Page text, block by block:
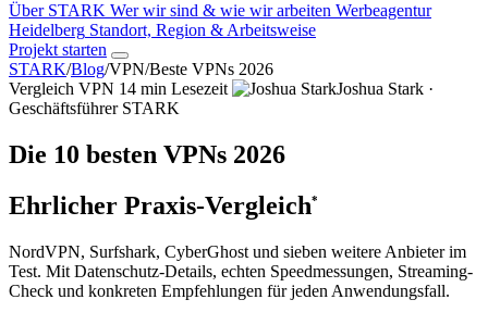
Über STARK Wer wir sind & wie wir arbeiten Werbeagentur
Heidelberg Standort, Region & Arbeitsweise
Projekt starten
STARK/Blog/VPN/Beste VPNs 2026
Vergleich VPN 14 min Lesezeit
Joshua Stark ·
Geschäftsführer STARK
Die 10 besten VPNs 2026
Ehrlicher Praxis-Vergleich*
NordVPN, Surfshark, CyberGhost und sieben weitere Anbieter im
Test. Mit Datenschutz-Details, echten Speedmessungen, Streaming-
Check und konkreten Empfehlungen für jeden Anwendungsfall.